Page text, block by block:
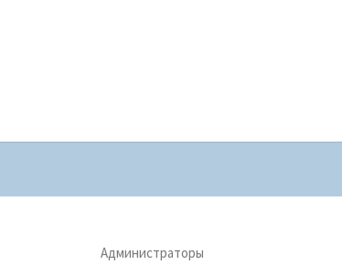
Администраторы